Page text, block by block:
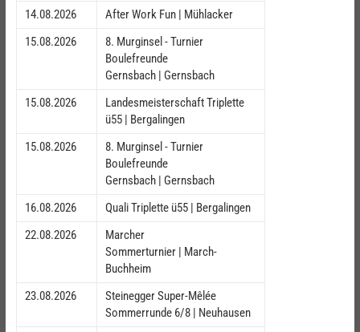
14.08.2026
After Work Fun | Mühlacker
15.08.2026
8. Murginsel - Turnier
Boulefreunde
Gernsbach | Gernsbach
15.08.2026
Landesmeisterschaft Triplette
ü55 | Bergalingen
15.08.2026
8. Murginsel - Turnier
Boulefreunde
Gernsbach | Gernsbach
16.08.2026
Quali Triplette ü55 | Bergalingen
22.08.2026
Marcher
Sommerturnier | March-
Buchheim
23.08.2026
Steinegger Super-Mêlée
Sommerrunde 6/8 | Neuhausen